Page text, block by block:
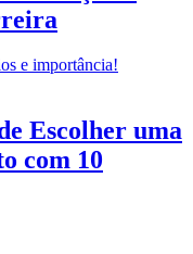
Escolher uma
com 10